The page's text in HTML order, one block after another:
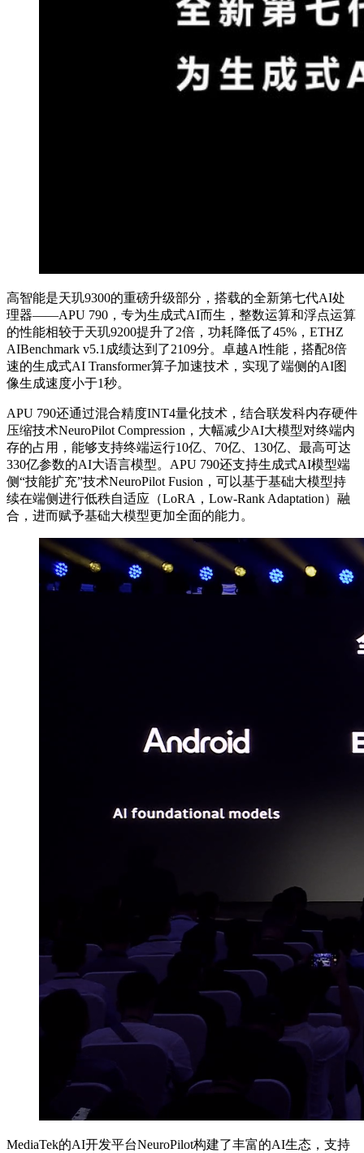
高智能是天玑9300的重磅升级部分，搭载的全新第七代AI处
理器——APU 790，专为生成式AI而生，整数运算和浮点运算
的性能相较于天玑9200提升了2倍，功耗降低了45%，ETHZ
AIBenchmark v5.1成绩达到了2109分。卓越AI性能，搭配8倍
速的生成式AI Transformer算子加速技术，实现了端侧的AI图
像生成速度小于1秒。
APU 790还通过混合精度INT4量化技术，结合联发科内存硬件
压缩技术NeuroPilot Compression，大幅减少AI大模型对终端内
存的占用，能够支持终端运行10亿、70亿、130亿、最高可达
330亿参数的AI大语言模型。APU 790还支持生成式AI模型端
侧“技能扩充”技术NeuroPilot Fusion，可以基于基础大模型持
续在端侧进行低秩自适应（LoRA，Low-Rank Adaptation）融
合，进而赋予基础大模型更加全面的能力。
MediaTek的AI开发平台NeuroPilot构建了丰富的AI生态，支持